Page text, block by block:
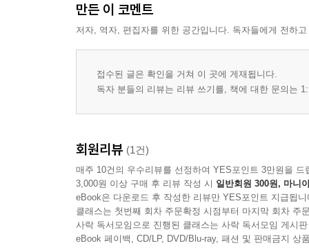
축농증 (부비동염) 147
천식 158
감기, 잦은 기침 166
만성피로증후군 176
아토피 피부염 192
두드러기 220
여드름 240
탈모 254
만든 이 코멘트
저자, 역자, 편집자를 위한 공간입니다. 독자들에게 전하
접수된 글은 확인을 거쳐 이 곳에 게재됩니다.
독자 분들의 리뷰는 리뷰 쓰기를, 책에 대한 문의는
회원리뷰 (1건)
매주 10건의 우수리뷰를 선정하여 YES포인트 3만원을 드
3,000원 이상 구매 후 리뷰 작성 시 일반회원 300원, 마니
eBook은 다운로드 후 작성한 리뷰만 YES포인트 지급됩니
클래스는 첫번째 회차 주문확정 시점부터 마지막 회차 주
사락 독서모임으로 진행된 클래스는 사락 독서모임 게시
eBook 페이백, CD/LP, DVD/Blu-ray, 패션 및 판매금지 상